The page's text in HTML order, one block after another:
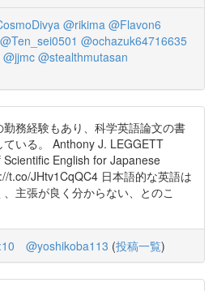
@rikima @Flavon6
@Ten_sei0501 @ochazuk64716635
@jjmc @stealthmutasan
務経験もあり、科学英語論文の書
ている。 Anthony J. LEGGETT
English for Japanese
t.co/JHtv1CqQC4 日本語的な英語は
主張が良く分からない、とのこ
@yoshikoba113 (投稿一覧)